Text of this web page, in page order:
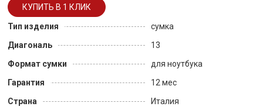
Тип изделия
сумка
Диагональ
13
Формат сумки
для ноутбука
Гарантия
12 мес
Страна
Италия